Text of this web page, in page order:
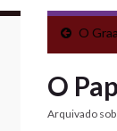
O
O
Arquivado sob